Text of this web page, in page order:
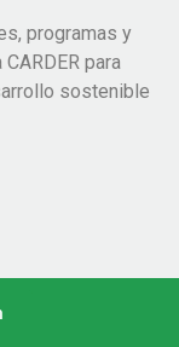
programas y
para
sostenible